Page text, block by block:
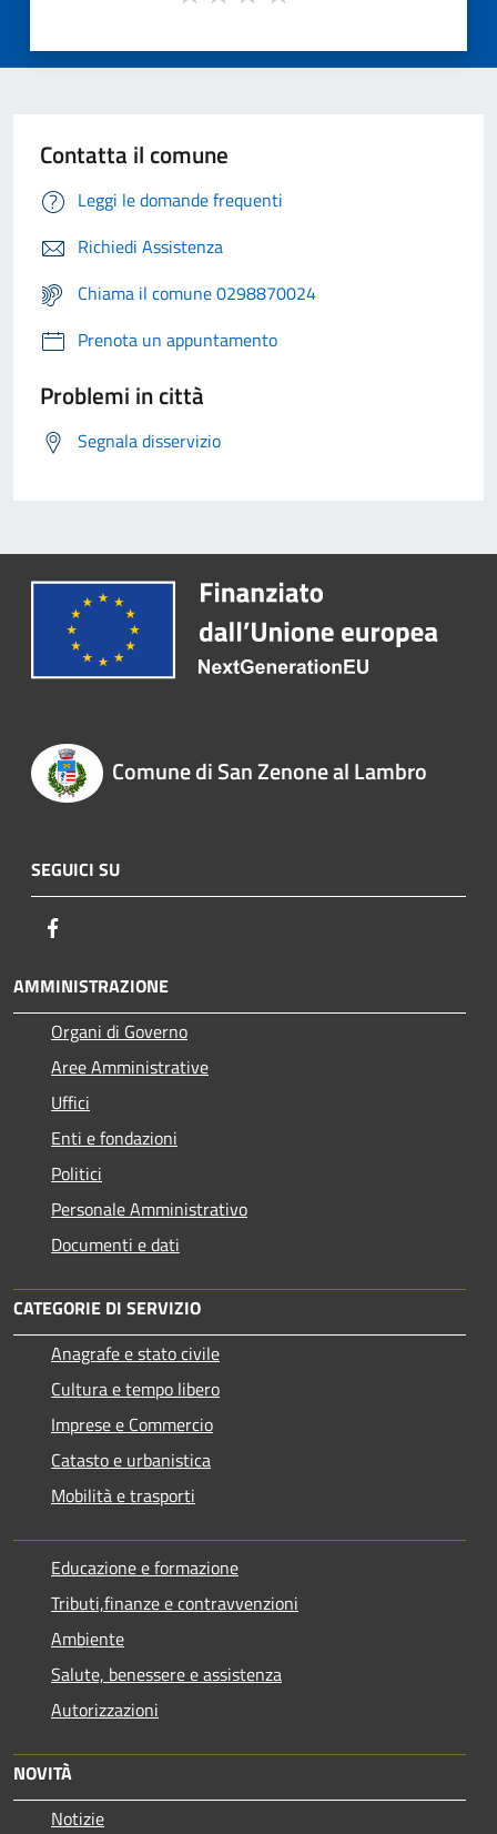
Contatta il comune
Leggi le domande frequenti
Richiedi Assistenza
Chiama il comune 0298870024
Prenota un appuntamento
Problemi in città
Segnala disservizio
Comune di San Zenone al Lambro
SEGUICI SU
AMMINISTRAZIONE
Organi di Governo
Aree Amministrative
Uffici
Enti e fondazioni
Politici
Personale Amministrativo
Documenti e dati
CATEGORIE DI SERVIZIO
Anagrafe e stato civile
Cultura e tempo libero
Imprese e Commercio
Catasto e urbanistica
Mobilità e trasporti
Educazione e formazione
Tributi,finanze e contravvenzioni
Ambiente
Salute, benessere e assistenza
Autorizzazioni
NOVITÀ
Notizie